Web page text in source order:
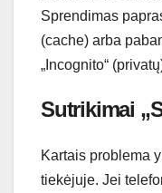
Sprendimas
(cache) arba
„Incognito“
Sutrikimai
Kartais problema
tiekėjuje. Jei